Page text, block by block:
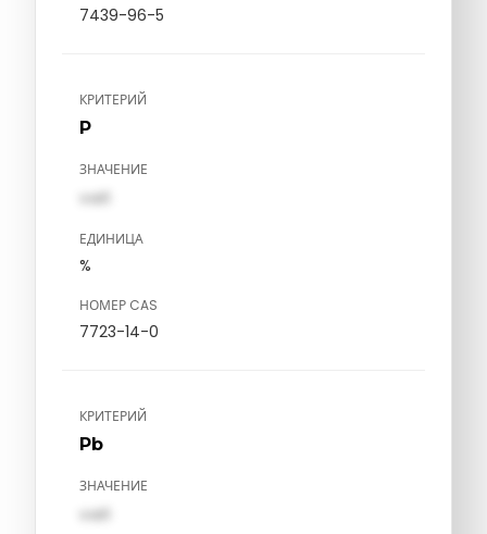
7439-96-5
КРИТЕРИЙ
P
ЗНАЧЕНИЕ
val1
ЕДИНИЦА
%
НОМЕР CAS
7723-14-0
КРИТЕРИЙ
Pb
ЗНАЧЕНИЕ
val1